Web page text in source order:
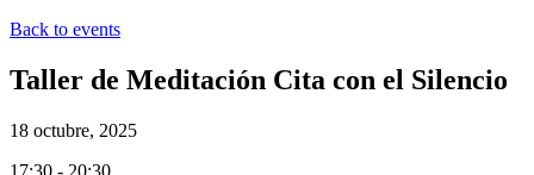
Back to events
Taller de Meditación Cita con el Silencio
18 octubre, 2025
17:30 - 20:30